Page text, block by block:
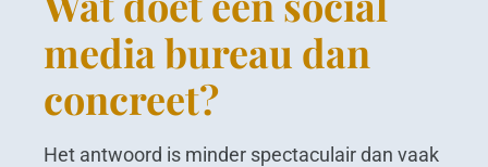
media bureau dan
concreet?
Het antwoord is minder spectaculair dan vaak